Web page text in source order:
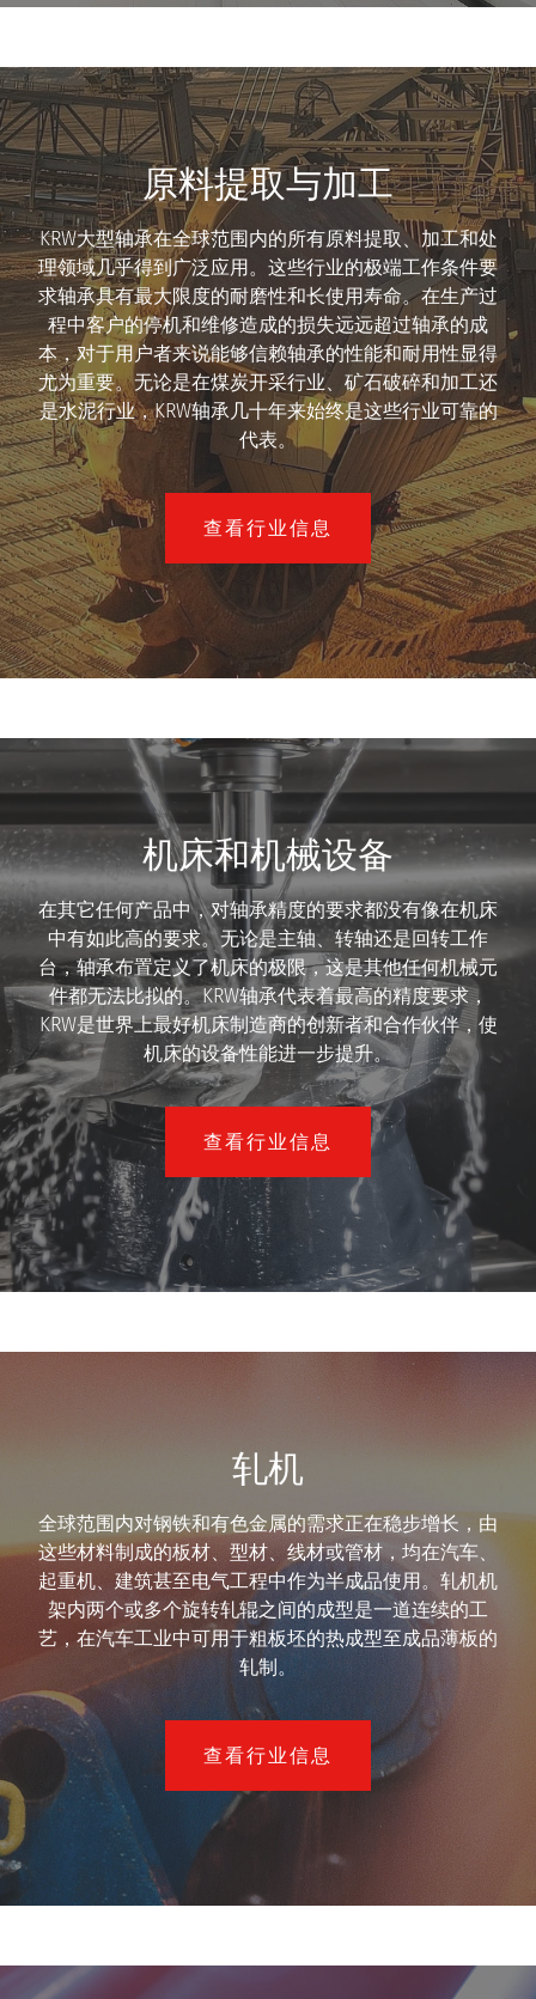
原料提取与加工
KRW大型轴承在全球范围内的所有原料提取、加工和处
理领域几乎得到广泛应用。这些行业的极端工作条件要
求轴承具有最大限度的耐磨性和长使用寿命。在生产过
程中客户的停机和维修造成的损失远远超过轴承的成
本，对于用户者来说能够信赖轴承的性能和耐用性显得
尤为重要。无论是在煤炭开采行业、矿石破碎和加工还
是水泥行业，KRW轴承几十年来始终是这些行业可靠的
代表。
查看行业信息
机床和机械设备
在其它任何产品中，对轴承精度的要求都没有像在机床
中有如此高的要求。无论是主轴、转轴还是回转工作
台，轴承布置定义了机床的极限，这是其他任何机械元
件都无法比拟的。KRW轴承代表着最高的精度要求，
KRW是世界上最好机床制造商的创新者和合作伙伴，使
机床的设备性能进一步提升。
查看行业信息
轧机
全球范围内对钢铁和有色金属的需求正在稳步增长，由
这些材料制成的板材、型材、线材或管材，均在汽车、
起重机、建筑甚至电气工程中作为半成品使用。轧机机
架内两个或多个旋转轧辊之间的成型是一道连续的工
艺，在汽车工业中可用于粗板坯的热成型至成品薄板的
轧制。
查看行业信息